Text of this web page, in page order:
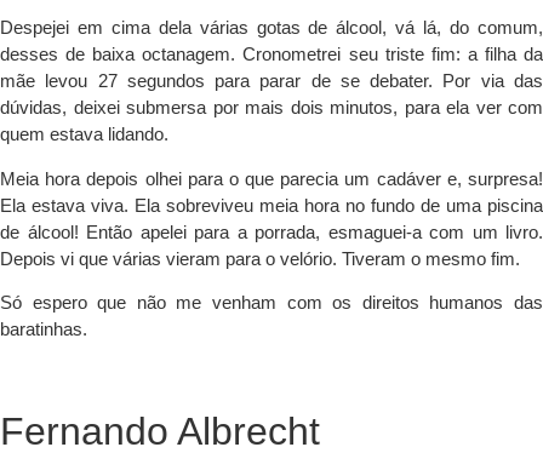
Despejei em cima dela várias gotas de álcool, vá lá, do comum,
desses de baixa octanagem. Cronometrei seu triste fim: a filha da
mãe levou 27 segundos para parar de se debater. Por via das
dúvidas, deixei submersa por mais dois minutos, para ela ver com
quem estava lidando.
Meia hora depois olhei para o que parecia um cadáver e, surpresa!
Ela estava viva. Ela sobreviveu meia hora no fundo de uma piscina
de álcool! Então apelei para a porrada, esmaguei-a com um livro.
Depois vi que várias vieram para o velório. Tiveram o mesmo fim.
Só espero que não me venham com os direitos humanos das
baratinhas.
Fernando Albrecht